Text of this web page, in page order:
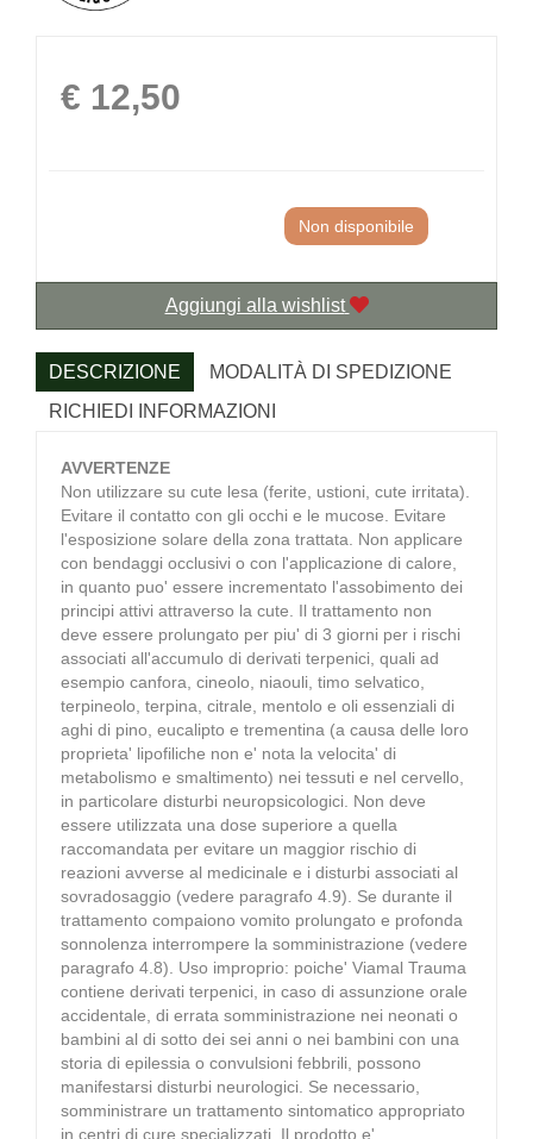
Prezzo
€ 12,50
Non disponibile
Aggiungi alla wishlist
DESCRIZIONE
MODALITÀ DI SPEDIZIONE
RICHIEDI INFORMAZIONI
AVVERTENZE
Non utilizzare su cute lesa (ferite, ustioni, cute irritata).
Evitare il contatto con gli occhi e le mucose. Evitare
l'esposizione solare della zona trattata. Non applicare
con bendaggi occlusivi o con l'applicazione di calore,
in quanto puo' essere incrementato l'assobimento dei
principi attivi attraverso la cute. Il trattamento non
deve essere prolungato per piu' di 3 giorni per i rischi
associati all'accumulo di derivati terpenici, quali ad
esempio canfora, cineolo, niaouli, timo selvatico,
terpineolo, terpina, citrale, mentolo e oli essenziali di
aghi di pino, eucalipto e trementina (a causa delle loro
proprieta' lipofiliche non e' nota la velocita' di
metabolismo e smaltimento) nei tessuti e nel cervello,
in particolare disturbi neuropsicologici. Non deve
essere utilizzata una dose superiore a quella
raccomandata per evitare un maggior rischio di
reazioni avverse al medicinale e i disturbi associati al
sovradosaggio (vedere paragrafo 4.9). Se durante il
trattamento compaiono vomito prolungato e profonda
sonnolenza interrompere la somministrazione (vedere
paragrafo 4.8). Uso improprio: poiche' Viamal Trauma
contiene derivati terpenici, in caso di assunzione orale
accidentale, di errata somministrazione nei neonati o
bambini al di sotto dei sei anni o nei bambini con una
storia di epilessia o convulsioni febbrili, possono
manifestarsi disturbi neurologici. Se necessario,
somministrare un trattamento sintomatico appropriato
in centri di cure specializzati. Il prodotto e'